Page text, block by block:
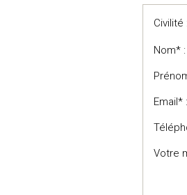
Civilité :
Nom* :
Email* :
Votre